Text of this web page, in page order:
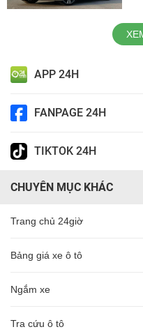
APP 24H
FANPAGE 24H
TIKTOK 24H
CHUYÊN MỤC KHÁC
Trang chủ 24giờ
Bảng giá xe ô tô
Ngắm xe
Tra cứu ô tô